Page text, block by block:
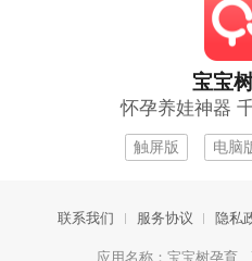
宝宝
怀孕养娃神器
触屏版 电脑
联系我们 服务协议 隐私
应用名称：宝宝树孕育